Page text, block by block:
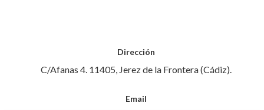
Dirección
C/Afanas 4. 11405, Jerez de la Frontera (Cádiz).
Email